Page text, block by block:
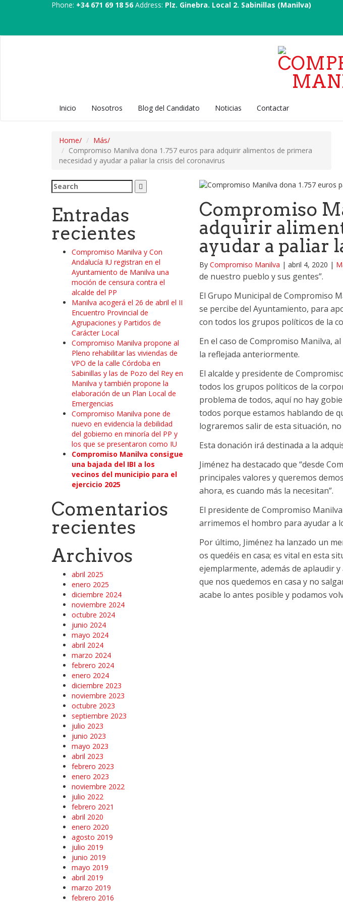
Phone: +34 671 69 18 56 Address: Plz. Ginebra. Local 2. Sabinillas (Manilva)
Inicio Nosotros Blog del Candidato Noticias Contactar
Home
Más
Compromiso Manilva dona 1.757 euros para adquirir alimentos de primera
necesidad y ayudar a paliar la crisis del coronavirus
Search
for:
Entradas
recientes
Compromiso Manilva y Con
Andalucía IU registran en el
Ayuntamiento de Manilva una
moción de censura contra el
alcalde del PP
Manilva acogerá el 26 de abril el II
Encuentro Provincial de
Agrupaciones y Partidos de
Carácter Local
Compromiso Manilva propone al
Pleno rehabilitar las viviendas de
VPO de la calle Córdoba en
Sabinillas y las de Pozo del Rey en
Manilva y también propone la
elaboración de un Plan Local de
Emergencias
Compromiso Manilva pone de
nuevo en evidencia la debilidad
del gobierno en minoría del PP y
los que se presentaron como IU
Compromiso Manilva consigue
una bajada del IBI a los
vecinos del municipio para el
ejercicio 2025
Comentarios
recientes
Archivos
abril 2025
enero 2025
diciembre 2024
noviembre 2024
octubre 2024
junio 2024
mayo 2024
abril 2024
marzo 2024
febrero 2024
enero 2024
diciembre 2023
noviembre 2023
octubre 2023
septiembre 2023
julio 2023
junio 2023
mayo 2023
abril 2023
febrero 2023
enero 2023
noviembre 2022
julio 2022
febrero 2021
abril 2020
enero 2020
agosto 2019
julio 2019
junio 2019
mayo 2019
abril 2019
marzo 2019
febrero 2016
Compromiso
adquirir
ayudar a paliar
By Compromiso Manilva | abril 4, 2020 |
de nuestro pueblo y sus gentes”.
El Grupo Municipal de Compromiso
se percibe del Ayuntamiento, para
con todos los grupos políticos de la
En el caso de Compromiso Manilva,
la reflejada anteriormente.
El alcalde y presidente de
todos los grupos políticos de la
problema de todos, aquí no hay
todos porque estamos hablando de
lograremos salir de esta situación,
Esta donación irá destinada a la
Jiménez ha destacado que “desde
principales valores y queremos
ahora, es cuando más la necesitan”.
El presidente de Compromiso
arrimemos el hombro para ayudar a
Por último, Jiménez ha lanzado un
os quedéis en casa; es vital en esta
ejemplarmente, además de aplaudir
que nos quedemos en casa y no
acabe lo antes posible y podamos